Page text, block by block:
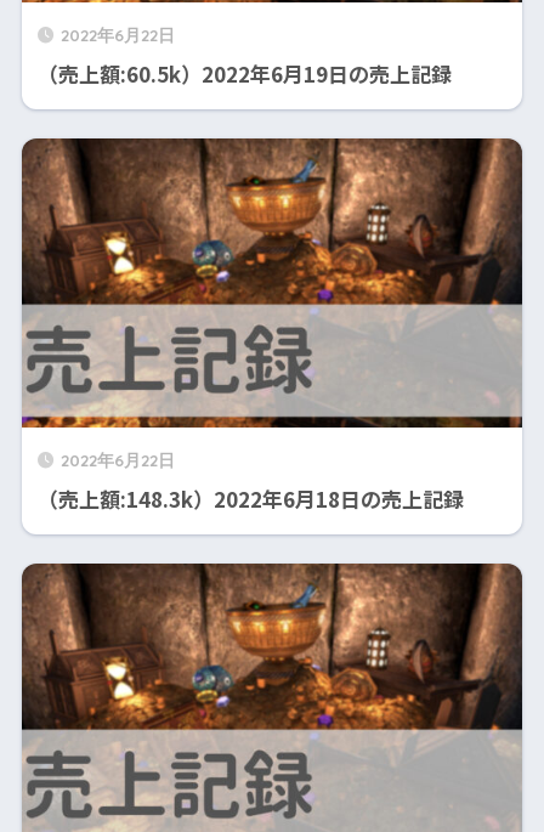
2022年6月22日
（売上額:60.5k）2022年6月19日の売上記録
2022年6月22日
（売上額:148.3k）2022年6月18日の売上記録